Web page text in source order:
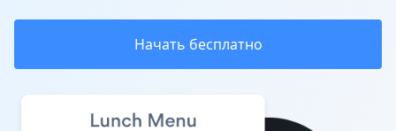
Начать бесплатно